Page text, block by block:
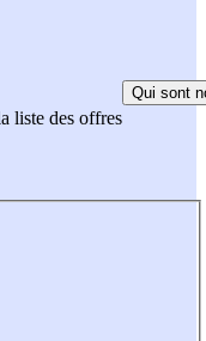
liste des offres
Qui sont